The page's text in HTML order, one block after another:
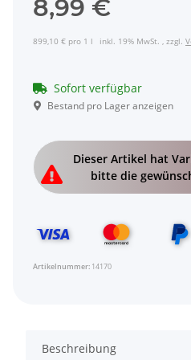
8,99 €
899,10 € pro 1 l inkl. 19% MwSt. , zzgl.
Sofort verfügbar
Bestand pro Lager anzeigen
Dieser Artikel hat
bitte die
Artikelnummer: 14170
Beschreibung